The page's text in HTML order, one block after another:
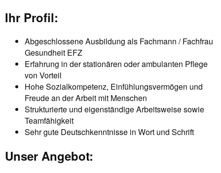
Ihr Profil:
Abgeschlossene Ausbildung als Fachmann / Fachfrau
Gesundheit EFZ
Erfahrung in der stationären oder ambulanten Pflege
von Vorteil
Hohe Sozialkompetenz, Einfühlungsvermögen und
Freude an der Arbeit mit Menschen
Strukturierte und eigenständige Arbeitsweise sowie
Teamfähigkeit
Sehr gute Deutschkenntnisse in Wort und Schrift
Unser Angebot: